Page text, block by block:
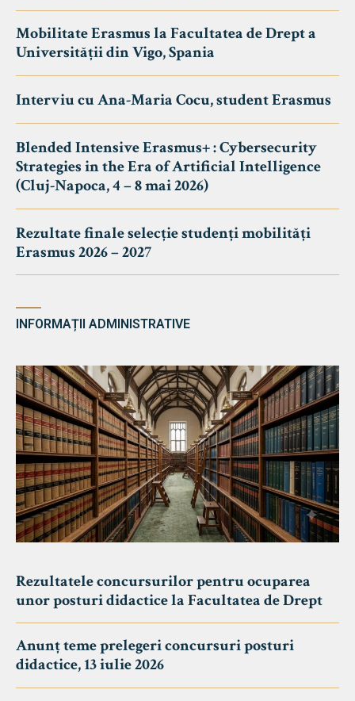
Mobilitate Erasmus la Facultatea de Drept a
Universității din Vigo, Spania
Interviu cu Ana-Maria Cocu, student Erasmus
Blended Intensive Erasmus+ : Cybersecurity
Strategies in the Era of Artificial Intelligence
(Cluj-Napoca, 4 – 8 mai 2026)
Rezultate finale selecție studenți mobilități
Erasmus 2026 – 2027
INFORMAȚII ADMINISTRATIVE
Rezultatele concursurilor pentru ocuparea
unor posturi didactice la Facultatea de Drept
Anunț teme prelegeri concursuri posturi
didactice, 13 iulie 2026